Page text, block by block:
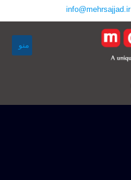
info@mehrsajjad.ir
منو